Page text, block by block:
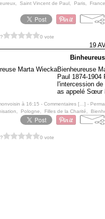
Saint Vincent de Paul Paris France
0 vote
19
Bienheureuse
Paul 1874-
l'intercession
as appelé Sœur
à 16:15 - Commentaires [ ] -
Pologne Filles de la Charité
0 vote